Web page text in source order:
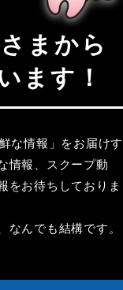
ます！
な情報」をお届けす
情報、スクープ動
をお待ちしておりま
なんでも結構です。